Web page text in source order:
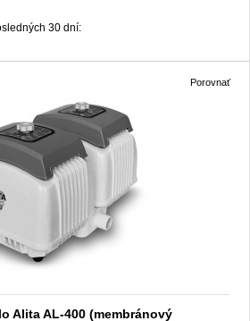
30 dní:
Alita AL-400 (membránový
Porovnať